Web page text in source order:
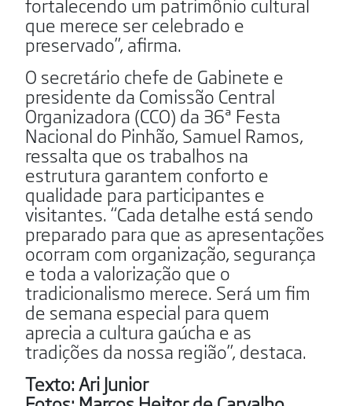
que merece ser celebrado e
preservado”, afirma.
O secretário chefe de Gabinete e
presidente da Comissão Central
Organizadora (CCO) da 36ª Festa
Nacional do Pinhão, Samuel Ramos,
ressalta que os trabalhos na
estrutura garantem conforto e
qualidade para participantes e
visitantes. “Cada detalhe está sendo
preparado para que as apresentações
ocorram com organização, segurança
e toda a valorização que o
tradicionalismo merece. Será um fim
de semana especial para quem
aprecia a cultura gaúcha e as
tradições da nossa região”, destaca.
Texto: Ari Junior